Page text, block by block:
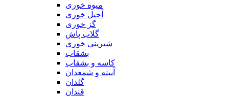
میوه خوری
آجیل خوری
گز خوری
گلاب پاش
شیرینی خوری
بشقاب
کاسه و بشقاب
آیینه و شمعدان
گلدان
قندان